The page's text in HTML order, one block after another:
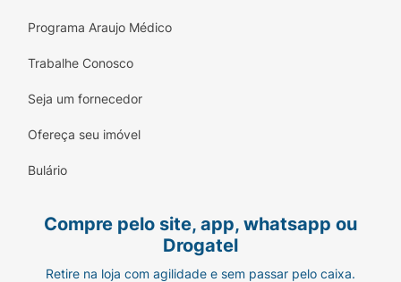
Programa Araujo Médico
Trabalhe Conosco
Seja um fornecedor
Ofereça seu imóvel
Bulário
Compre pelo site, app, whatsapp ou
Drogatel
Retire na loja com agilidade e sem passar pelo caixa.